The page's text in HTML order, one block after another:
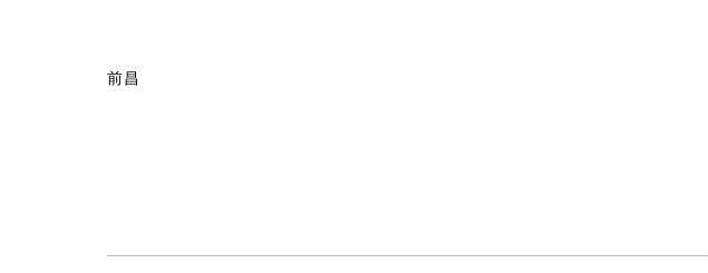
前昌